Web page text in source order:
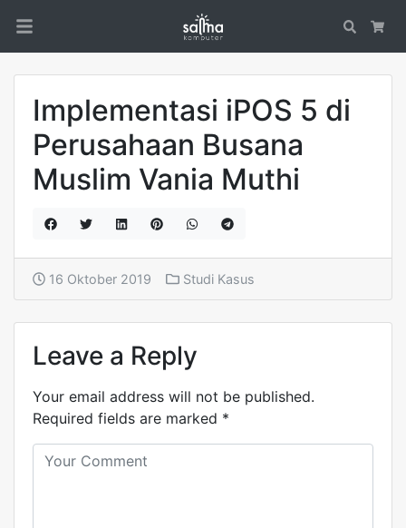
Search
Implementasi iPOS 5 di
Perusahaan Busana
Muslim Vania Muthi
16 Oktober 2019 Studi Kasus
Leave a Reply
Your email address will not be published.
Required fields are marked *